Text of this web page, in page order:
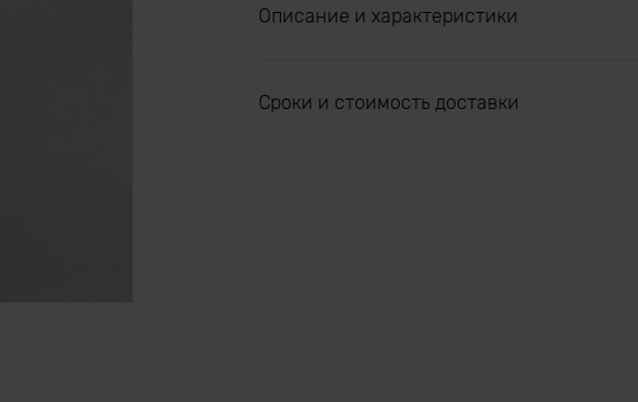
Описание и характеристики
Сроки и стоимость доставки